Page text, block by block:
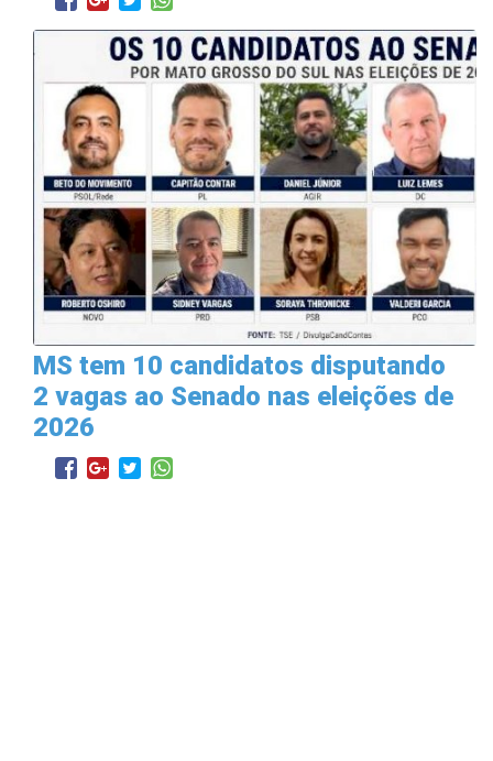
MS tem 10 candidatos disputando
2 vagas ao Senado nas eleições de
2026